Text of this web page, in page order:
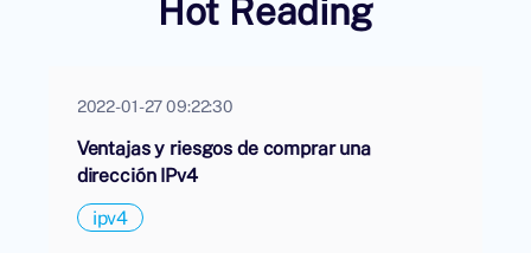
Hot Reading
2022-01-27 09:22:30
Ventajas y riesgos de comprar una
dirección IPv4
ipv4